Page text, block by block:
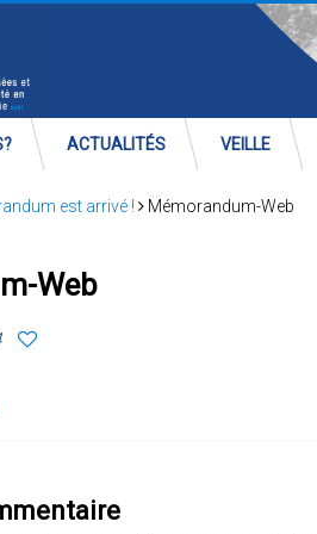
ACTUALITÉS VEILLE
est arrivé ! Mémorandum-Web
Web